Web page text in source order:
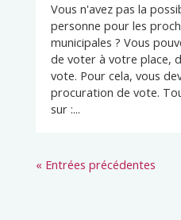
Vous n'avez pas la
personne pour les
municipales ? Vous
de voter à votre place,
vote. Pour cela, vous
procuration de vote.
sur :...
« Entrées précédentes